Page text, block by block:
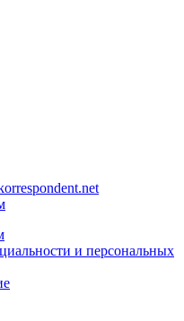
и персональных